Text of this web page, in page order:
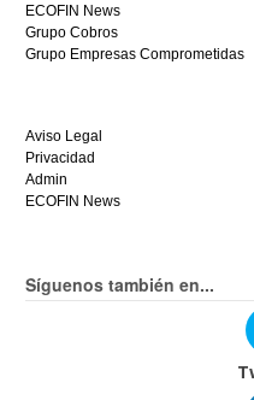
ECOFIN News
Grupo Cobros
Grupo Empresas Comprometidas
Aviso Legal
Privacidad
Admin
ECOFIN News
Síguenos también en...